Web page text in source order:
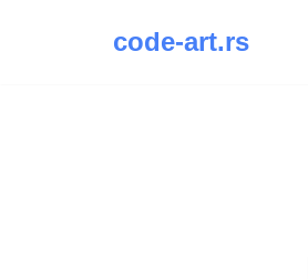
code-art.rs